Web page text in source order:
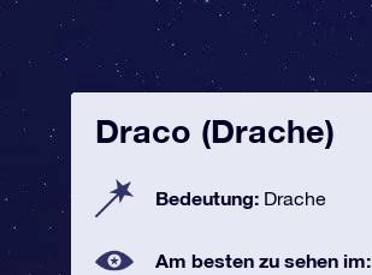
Draco (Drache)
Bedeutung: Drache
Am besten zu sehen im: